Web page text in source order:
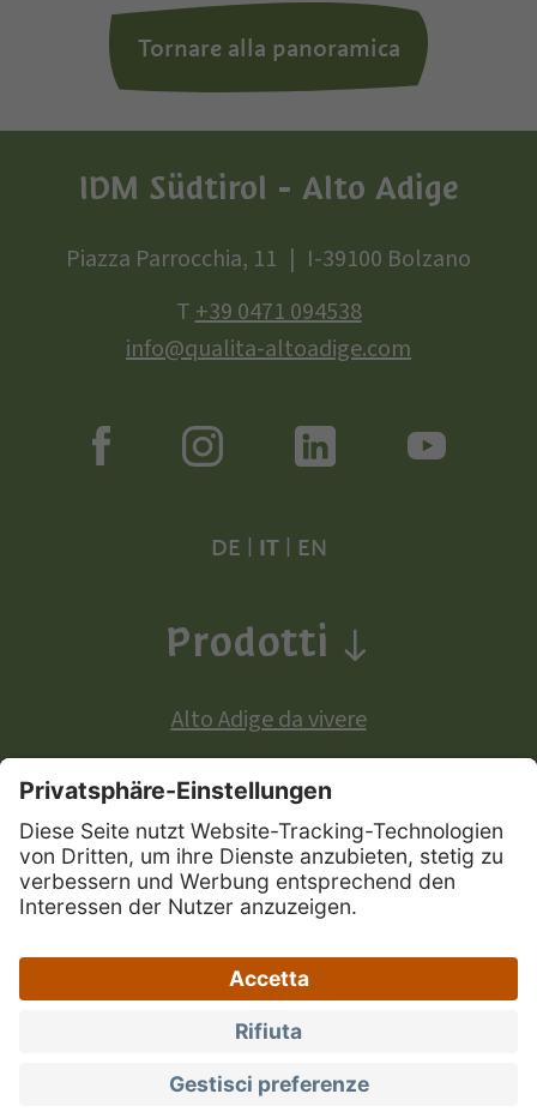
Tornare alla panoramica
IDM Südtirol - Alto Adige
Piazza Parrocchia, 11
I-39100 Bolzano
T+39 0471 094538
info@qualita-altoadige.com
DE IT| EN
Prodotti
Alto Adige da vivere
Prodotti a denominazione di origine europea:
Mappa del sito | Privacy | Credits |
Dichiarazione
Portale Marchio Alto Adige
Impostazioni privacy